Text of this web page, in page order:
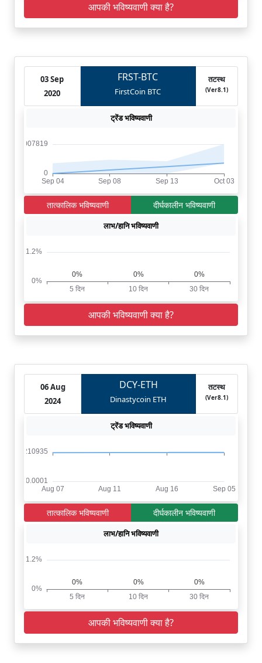
आपकी भविष्यवाणी क्या है?
03 Sep
2020
FRST-BTC
FirstCoin BTC
तटस्थ
(Ver8.1)
ट्रेंड भविष्यवाणी
तात्कालिक भविष्यवाणी दीर्घकालीन भविष्यवाणी
लाभ/हानि भविष्यवाणी
आपकी भविष्यवाणी क्या है?
06 Aug
2024
DCY-ETH
Dinastycoin ETH
तटस्थ
(Ver8.1)
ट्रेंड भविष्यवाणी
तात्कालिक भविष्यवाणी दीर्घकालीन भविष्यवाणी
लाभ/हानि भविष्यवाणी
आपकी भविष्यवाणी क्या है?